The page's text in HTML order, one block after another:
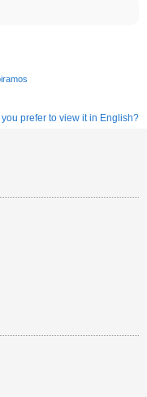
prefer to view it in English?